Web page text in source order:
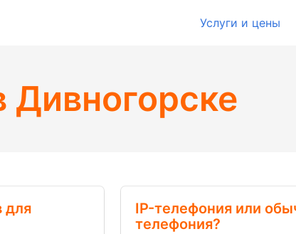
Услуги и цены
Дивногорске
для
IP-телефония или
телефония?